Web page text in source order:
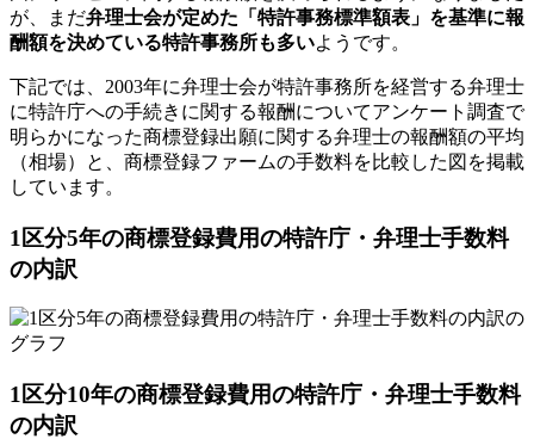
が、まだ弁理士会が定めた「特許事務標準額表」を基準に報
酬額を決めている特許事務所も多いようです。
下記では、2003年に弁理士会が特許事務所を経営する弁理士
に特許庁への手続きに関する報酬についてアンケート調査で
明らかになった商標登録出願に関する弁理士の報酬額の平均
（相場）と、商標登録ファームの手数料を比較した図を掲載
しています。
1区分5年の商標登録費用の特許庁・弁理士手数料
の内訳
1区分10年の商標登録費用の特許庁・弁理士手数料
の内訳